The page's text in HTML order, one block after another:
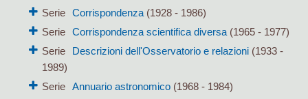
Serie Corrispondenza(1928 - 1986)
Serie Corrispondenza scientifica diversa(1965 - 1977)
Serie
Descrizioni dell'Osservatorio e relazioni(1933 -
1989)
Serie Annuario astronomico(1968 - 1984)